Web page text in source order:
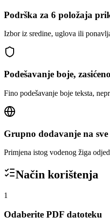
Podrška za 6 položaja
Izbor iz sredine, uglova ili
Podešavanje boje,
Fino podešavanje boje teksta,
Grupno dodavanje na sve
Primjena istog vodenog žiga
Način korištenja
1
Odaberite PDF datoteku